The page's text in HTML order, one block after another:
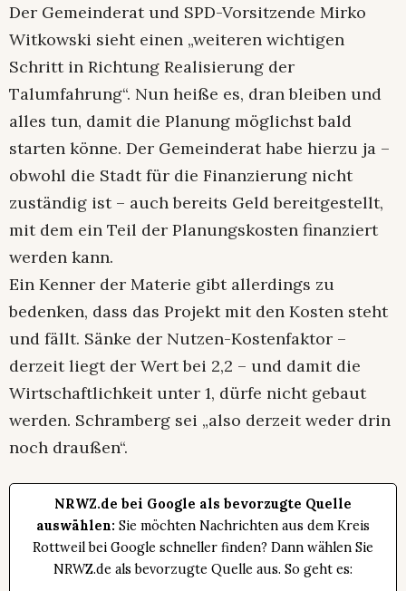
Der Gemeinderat und SPD-Vorsitzende Mirko
Witkowski sieht einen „weiteren wichtigen
Schritt in Richtung Realisierung der
Talumfahrung“. Nun heiße es, dran bleiben und
alles tun, damit die Planung möglichst bald
starten könne. Der Gemeinderat habe hierzu ja –
obwohl die Stadt für die Finanzierung nicht
zuständig ist – auch bereits Geld bereitgestellt,
mit dem ein Teil der Planungskosten finanziert
werden kann.
Ein Kenner der Materie gibt allerdings zu
bedenken, dass das Projekt mit den Kosten steht
und fällt. Sänke der Nutzen-Kostenfaktor –
derzeit liegt der Wert bei 2,2 – und damit die
Wirtschaftlichkeit unter 1, dürfe nicht gebaut
werden. Schramberg sei „also derzeit weder drin
noch draußen“.
NRWZ.de bei Google als bevorzugte Quelle
auswählen: Sie möchten Nachrichten aus dem Kreis
Rottweil bei Google schneller finden? Dann wählen Sie
NRWZ.de als bevorzugte Quelle aus. So geht es: